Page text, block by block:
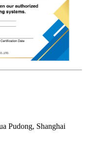
Pudong, Shanghai